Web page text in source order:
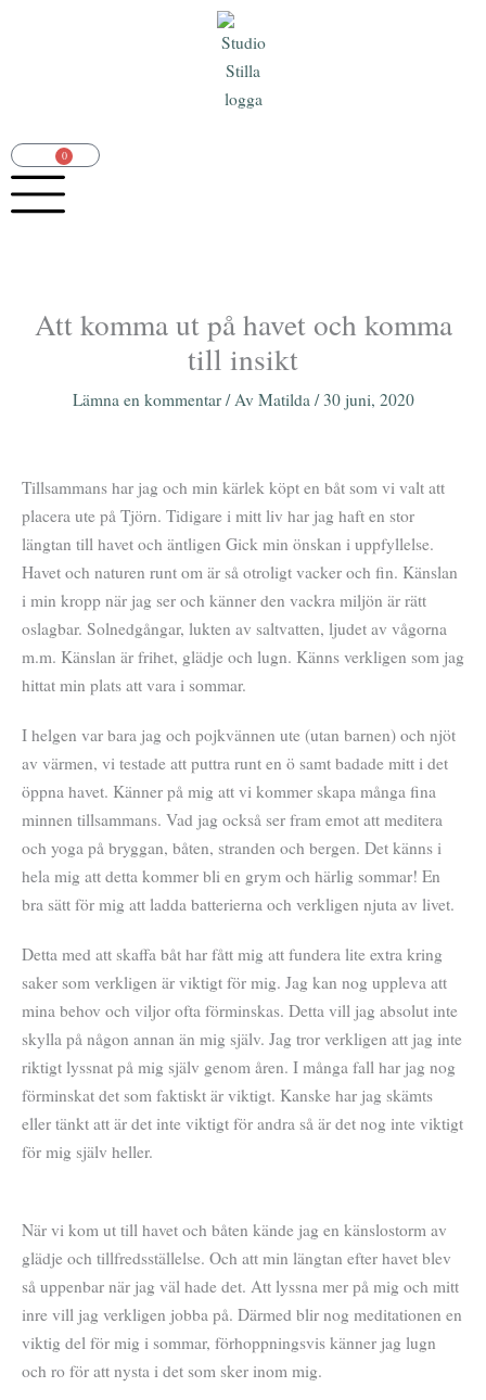
0
Varukorg
Att komma ut på havet och komma
till insikt
Lämna en kommentar / Av Matilda / 30 juni, 2020
Tillsammans har jag och min kärlek köpt en båt som vi valt att
placera ute på Tjörn. Tidigare i mitt liv har jag haft en stor
längtan till havet och äntligen Gick min önskan i uppfyllelse.
Havet och naturen runt om är så otroligt vacker och fin. Känslan
i min kropp när jag ser och känner den vackra miljön är rätt
oslagbar. Solnedgångar, lukten av saltvatten, ljudet av vågorna
m.m. Känslan är frihet, glädje och lugn. Känns verkligen som jag
hittat min plats att vara i sommar.
I helgen var bara jag och pojkvännen ute (utan barnen) och njöt
av värmen, vi testade att puttra runt en ö samt badade mitt i det
öppna havet. Känner på mig att vi kommer skapa många fina
minnen tillsammans. Vad jag också ser fram emot att meditera
och yoga på bryggan, båten, stranden och bergen. Det känns i
hela mig att detta kommer bli en grym och härlig sommar! En
bra sätt för mig att ladda batterierna och verkligen njuta av livet.
Detta med att skaffa båt har fått mig att fundera lite extra kring
saker som verkligen är viktigt för mig. Jag kan nog uppleva att
mina behov och viljor ofta förminskas. Detta vill jag absolut inte
skylla på någon annan än mig själv. Jag tror verkligen att jag inte
riktigt lyssnat på mig själv genom åren. I många fall har jag nog
förminskat det som faktiskt är viktigt. Kanske har jag skämts
eller tänkt att är det inte viktigt för andra så är det nog inte viktigt
för mig själv heller.
När vi kom ut till havet och båten kände jag en känslostorm av
glädje och tillfredsställelse. Och att min längtan efter havet blev
så uppenbar när jag väl hade det. Att lyssna mer på mig och mitt
inre vill jag verkligen jobba på. Därmed blir nog meditationen en
viktig del för mig i sommar, förhoppningsvis känner jag lugn
och ro för att nysta i det som sker inom mig.